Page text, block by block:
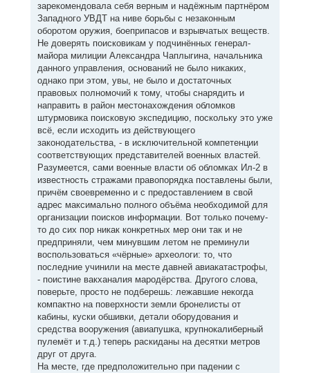
зарекомендовала себя верным и надёжным партнёром
Западного УВДТ на ниве борьбы с незаконным
оборотом оружия, боеприпасов и взрывчатых веществ.
Не доверять поисковикам у подчинённых генерал-
майора милиции Александра Чаплыгина, начальника
данного управления, оснований не было никаких,
однако при этом, увы, не было и достаточных
правовых полномочий к тому, чтобы снарядить и
направить в район местонахождения обломков
штурмовика поисковую экспедицию, поскольку это уже
всё, если исходить из действующего
законодательства, - в исключительной компетенции
соответствующих представителей военных властей.
Разумеется, сами военные власти об обломках Ил-2 в
известность стражами правопорядка поставлены были,
причём своевременно и с предоставлением в свой
адрес максимально полного объёма необходимой для
организации поисков информации. Вот только почему-
то до сих пор никак конкретных мер они так и не
предприняли, чем минувшим летом не преминули
воспользоваться «чёрные» археологи: то, что
последние учинили на месте давней авиакатастрофы,
- поистине вакханалия мародёрства. Другого слова,
поверьте, просто не подберешь: лежавшие некогда
компактно на поверхности земли бронелисты от
кабины, куски обшивки, детали оборудования и
средства вооружения (авиапушка, крупнокалиберный
пулемёт и т.д.) теперь раскиданы на десятки метров
друг от друга.
На месте, где предположительно при падении с